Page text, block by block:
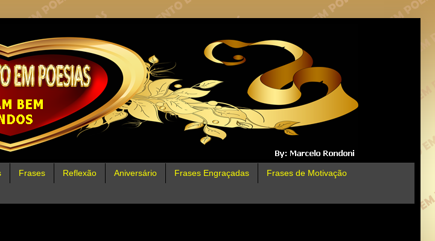
Frases Reflexão Aniversário Frases Engraçadas Frases de Motivação